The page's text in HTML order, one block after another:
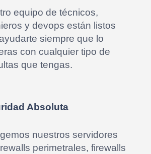
equipo de técnicos,
y devops están listos
siempre que lo
con cualquier tipo de
que tengas.
Absoluta
nuestros servidores
perimetrales, firewalls